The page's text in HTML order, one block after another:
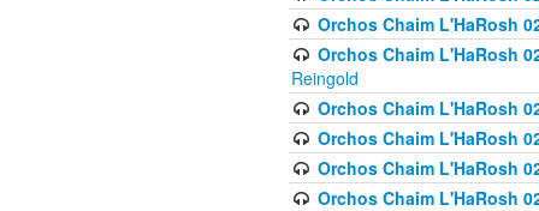
Orchos Chaim L'HaRosh
Orchos Chaim L'HaRosh
Reingold
Orchos Chaim L'HaRosh
Orchos Chaim L'HaRosh
Orchos Chaim L'HaRosh
Orchos Chaim L'HaRosh